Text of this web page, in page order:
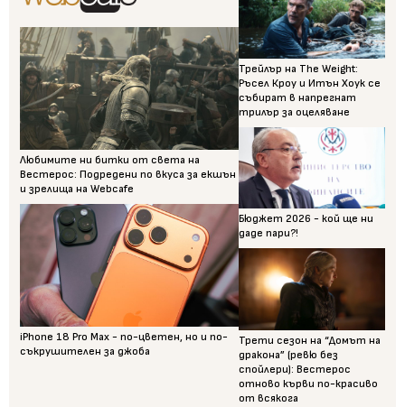
Любимите ни битки от света на
Вестерос: Подредени по вкуса за екшън
и зрелища на Webcafe
iPhone 18 Pro Max - по-цветен, но и по-
съкрушителен за джоба
Трейлър на The Weight:
Ръсел Кроу и Итън Хоук се
събират в напрегнат
трилър за оцеляване
Бюджет 2026 - кой ще ни
даде пари?!
Трети сезон на “Домът на
дракона” (ревю без
спойлери): Вестерос
отново кърви по-красиво
от всякога